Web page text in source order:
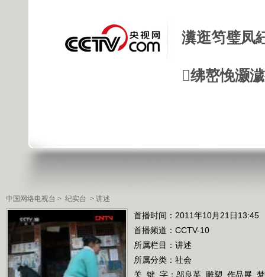
瀵逛笉璧凤
绋嶅悗灏
中国网络电视台 > 纪实台 > 讲述
首播时间：2011年10月21日13:45
首播频道： CCTV-10
所属栏目： 讲述
所属分类：社会
关 键 字： 邬良英 雕塑 作品展